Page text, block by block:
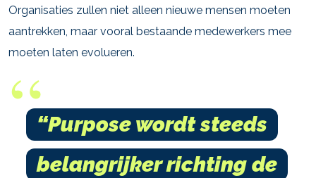
Organisaties zullen niet alleen nieuwe mensen moeten
aantrekken, maar vooral bestaande medewerkers mee
moeten laten evolueren.
“Purpose wordt steeds
belangrijker richting de